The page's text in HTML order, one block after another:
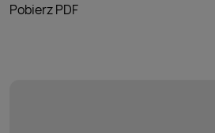
Pobierz PDF